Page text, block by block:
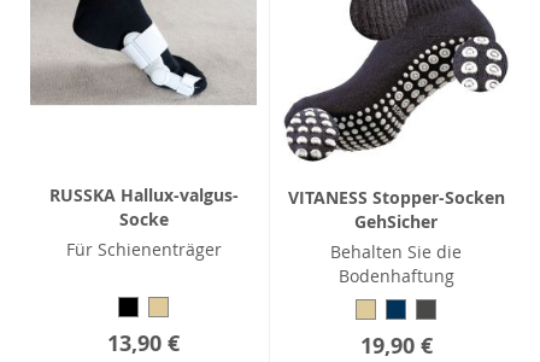
RUSSKA Hallux-valgus-
Socke
Für Schienenträger
13,90 €
VITANESS Stopper-Socken
GehSicher
Behalten Sie die
Bodenhaftung
19,90 €